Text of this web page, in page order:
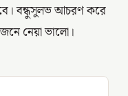
বন্ধুসুলভ আচরণ করে
নেয়া ভালো।